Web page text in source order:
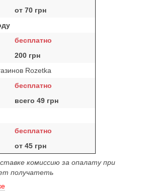
от 70 грн
бесплатно
200 грн
Rozetka
бесплатно
всего 49 грн
бесплатно
от 45 грн
комиссию за опалату при
получатеть